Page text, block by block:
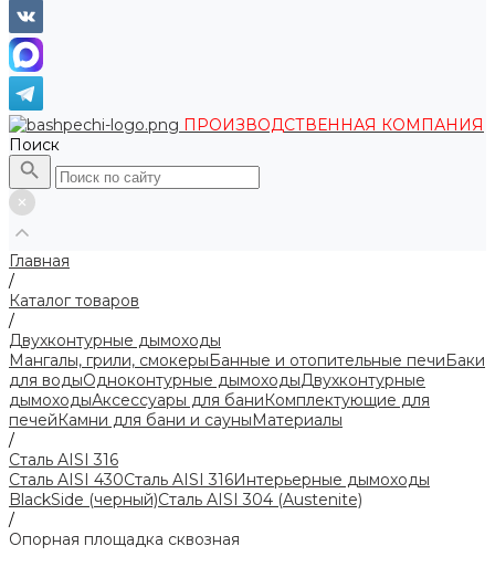
ПРОИЗВОДСТВЕННАЯ КОМПАНИЯ
Поиск
Главная
/
Каталог товаров
/
Двухконтурные дымоходы
Мангалы, грили, смокерыБанные и отопительные печиБаки
для водыОдноконтурные дымоходыДвухконтурные
дымоходыАксессуары для баниКомплектующие для
печейКамни для бани и сауныМатериалы
/
Сталь AISI 316
Сталь AISI 430Сталь AISI 316Интерьерные дымоходы
BlackSide (черный)Сталь AISI 304 (Austenite)
/
Опорная площадка сквозная